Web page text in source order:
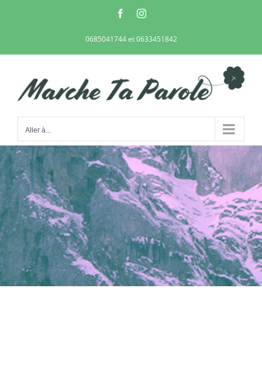
FacebookInstagram
0685041744 et 0633451842
Aller à...